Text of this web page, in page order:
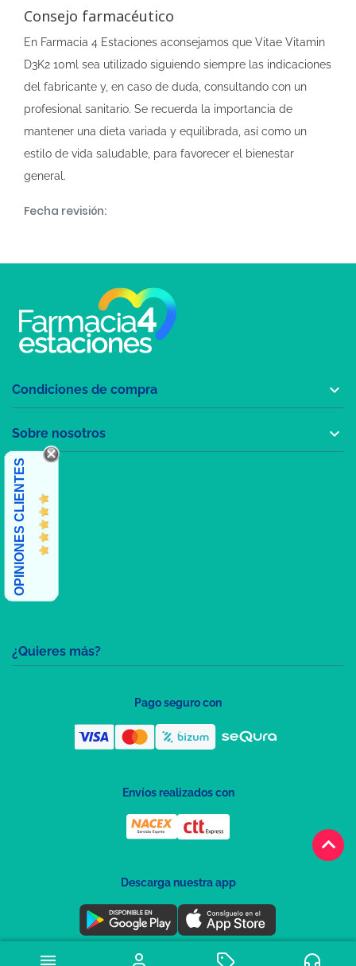
Consejo farmacéutico
En Farmacia 4 Estaciones aconsejamos que Vitae Vitamin
D3K2 10ml sea utilizado siguiendo siempre las indicaciones
del fabricante y, en caso de duda, consultando con un
profesional sanitario. Se recuerda la importancia de
mantener una dieta variada y equilibrada, así como un
estilo de vida saludable, para favorecer el bienestar
general.
Fecha revisión:
keyboard_arrow_up
¿Quieres más?
Condiciones de compra 
Sobre nosotros 
OPINIONES CLIENTES
Pago seguro con
Envíos realizados con
Descarga nuestra app